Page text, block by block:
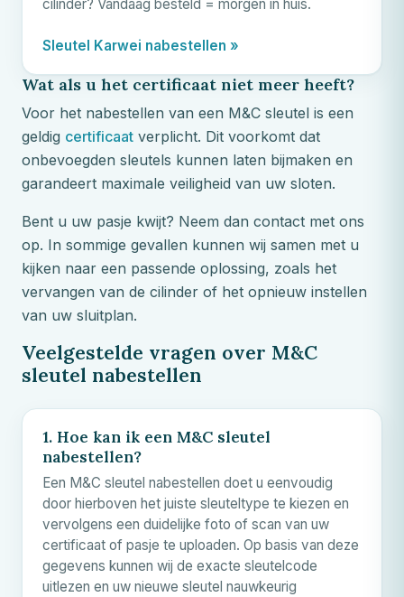
cilinder? Vandaag besteld = morgen in huis.
Sleutel Karwei nabestellen »
Wat als u het certificaat niet meer heeft?
Voor het nabestellen van een M&C sleutel is een
geldig certificaat verplicht. Dit voorkomt dat
onbevoegden sleutels kunnen laten bijmaken en
garandeert maximale veiligheid van uw sloten.
Bent u uw pasje kwijt? Neem dan contact met ons
op. In sommige gevallen kunnen wij samen met u
kijken naar een passende oplossing, zoals het
vervangen van de cilinder of het opnieuw instellen
van uw sluitplan.
Veelgestelde vragen over M&C
sleutel nabestellen
1. Hoe kan ik een M&C sleutel
nabestellen?
Een M&C sleutel nabestellen doet u eenvoudig
door hierboven het juiste sleuteltype te kiezen en
vervolgens een duidelijke foto of scan van uw
certificaat of pasje te uploaden. Op basis van deze
gegevens kunnen wij de exacte sleutelcode
uitlezen en uw nieuwe sleutel nauwkeurig